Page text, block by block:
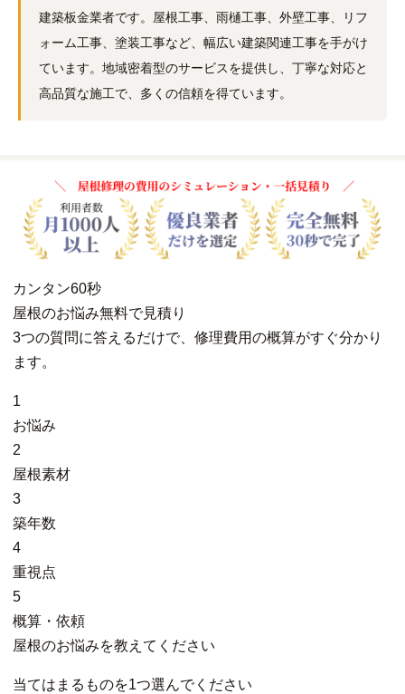
建築板金業者です。屋根工事、雨樋工事、外壁工事、リフ
ォーム工事、塗装工事など、幅広い建築関連工事を手がけ
ています。地域密着型のサービスを提供し、丁寧な対応と
高品質な施工で、多くの信頼を得ています。
カンタン60秒
屋根のお悩み無料で見積り
3つの質問に答えるだけで、修理費用の概算がすぐ分かり
ます。
1
お悩み
2
屋根素材
3
築年数
4
重視点
5
概算・依頼
屋根のお悩みを教えてください
当てはまるものを1つ選んでください